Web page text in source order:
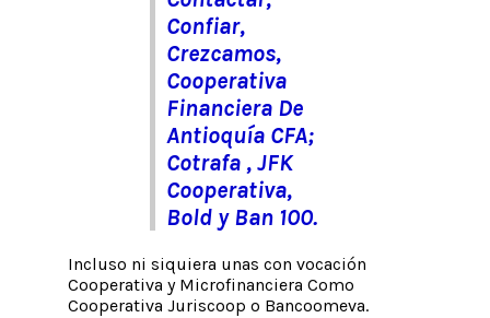
Confiar,
Crezcamos,
Cooperativa
Financiera De
Antioquía CFA;
Cotrafa , JFK
Cooperativa,
Bold y Ban 100.
Incluso ni siquiera unas con vocación
Cooperativa y Microfinanciera Como
Cooperativa Juriscoop o Bancoomeva.